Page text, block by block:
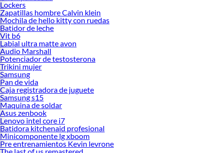
Lockers
Zapatillas hombre Calvin klein
Mochila de hello kitty con ruedas
Batidor de leche
Vit b6
Labial ultra matte avon
Audio Marshall
Potenciador de testosterona
Trikini mujer
Samsung
Pan de vida
Caja registradora de juguete
Samsung s15
Maquina de soldar
Asus zenbook
Lenovo intel core i7
Batidora kitchenaid profesional
Minicomponente lg xboom
Pre entrenamientos Kevin levrone